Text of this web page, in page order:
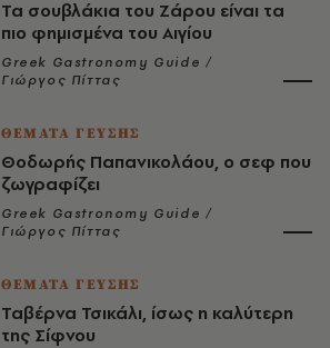
Τα σουβλάκια του Ζάρου είναι τα
πιο φημισμένα του Αιγίου
Greek Gastronomy Guide /
Γιώργος Πίττας
ΘΕΜΑΤΑ ΓΕΥΣΗΣ
Θοδωρής Παπανικολάου, ο σεφ που
ζωγραφίζει
Greek Gastronomy Guide /
Γιώργος Πίττας
ΘΕΜΑΤΑ ΓΕΥΣΗΣ
Ταβέρνα Τσικάλι, ίσως η καλύτερη
της Σίφνου